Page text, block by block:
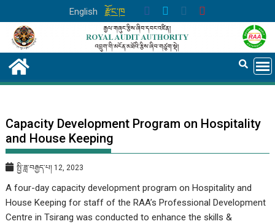
to
content
English རྫོང་ཁ
Capacity Development Program on Hospitality
and House Keeping
སྤྱི་ཟླ་བརྒྱད་པ། 12, 2023
A four-day capacity development program on Hospitality and
House Keeping for staff of the RAA’s Professional Development
Centre in Tsirang was conducted to enhance the skills &